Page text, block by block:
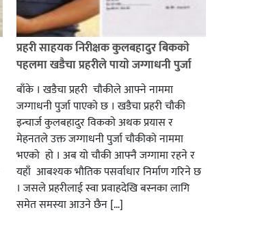
प्रहरी साहयक निरीक्षक कुलबहादुर बिककाे
पहलमा खडैचा प्रहरीले पायाे जग्गाधनी पुर्जा
बाँके । खडैचा प्रहरी चाैकीले आफ्ने नाममा
जग्गाधनी पुर्जा पाएकाे छ । खडैचा प्रहरी चाैकी
इन्चार्ज कुलबहादुर विककाे अथक प्रयास र
मेहनतले उक्त जग्गाधनी पुर्जा चाैकीकाे नाममा
भएको हाे । अब याे चाैकी आफ्नै जग्गामा रहने र
यहाँ आबश्यक भाैतिक पसर्वाधार निर्माण गरिने छ
। जसले प्रहरीलाई स्वा प्रवाहदेखि बस्नका लागि
समेत समस्या आउने छैन […]